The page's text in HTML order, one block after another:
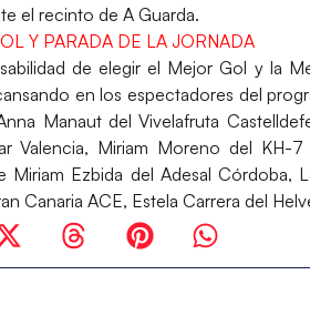
el recinto de A Guarda.
Y PARADA DE LA JORNADA
de elegir el Mejor Gol y la
en los espectadores del
Manautdel Vivelafruta
Valencia, Miriam Moreno del KH-7
Miriam Ezbida del Adesal Córdoba,
Canaria ACE, Estela Carrera del